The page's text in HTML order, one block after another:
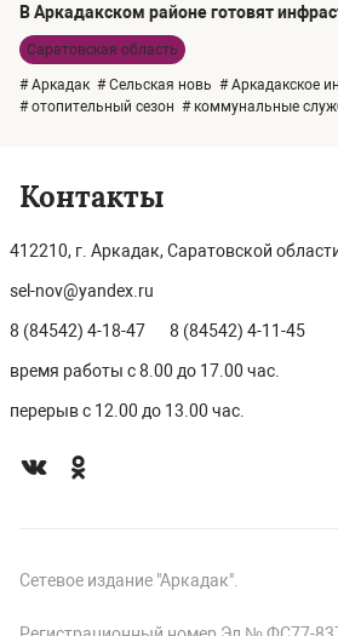
В Аркадакском районе готовят
Саратовская область
# Аркадак # Сельская новь # Аркадакское
# отопительный сезон # коммунальные
Контакты
412210, г. Аркадак, Саратовской
sel-nov@yandex.ru
8 (84542) 4-18-47 8 (84542) 4-11-45
время работы с 8.00 до 17.00 час.
перерыв с 12.00 до 13.00 час.
Сетевое издание "Аркадак".